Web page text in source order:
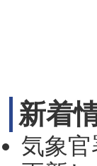
新着
気象